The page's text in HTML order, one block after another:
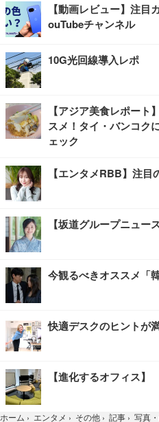
【動画レビュー】注
ouTubeチャンネル
10G光回線導入レポ
【アジア美食レポー
スメ！タイ・バンコク
ェック
【エンタメRBB】注
【坂道グループニュ
今観るべきオススメ「
快適デスクのヒントが
【進化するオフィス】
ホーム › エンタメ › その他 › 記事 › 写真